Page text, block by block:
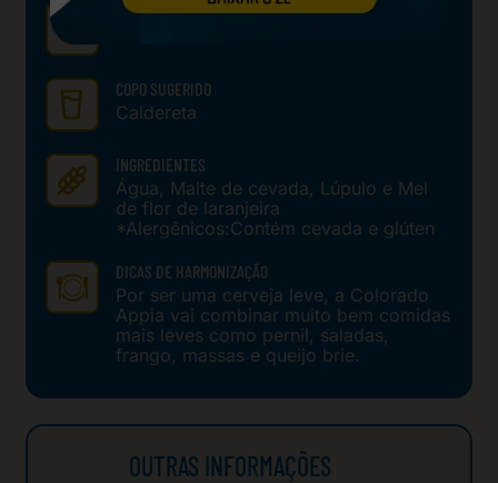
ORIGEM
COPO SUGERIDO
Caldereta
INGREDIENTES
Água, Malte de cevada, Lúpulo e Mel
de flor de laranjeira
*Alergênicos:Contém cevada e glúten
DICAS DE HARMONIZAÇÃO
Por ser uma cerveja leve, a Colorado
Appia vai combinar muito bem comidas
mais leves como pernil, saladas,
frango, massas e queijo brie.
OUTRAS INFORMAÇÕES